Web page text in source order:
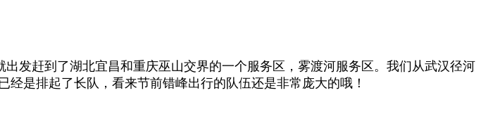
发赶到了湖北宜昌和重庆巫山交界的一个服务区，雾渡河服务区。 我们从武汉径河
是排起了长队，看来节前错峰出行的队伍还是非常庞大的哦！